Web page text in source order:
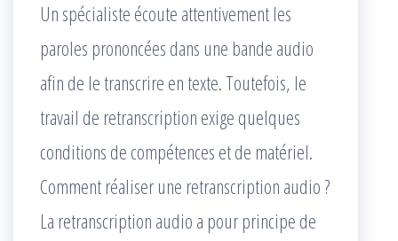
Un spécialiste écoute attentivement les
paroles prononcées dans une bande audio
afin de le transcrire en texte. Toutefois, le
travail de retranscription exige quelques
conditions de compétences et de matériel.
Comment réaliser une retranscription audio ?
La retranscription audio a pour principe de